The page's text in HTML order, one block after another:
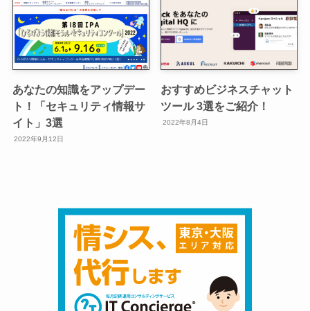
あなたの知識をアップデー
ト！「セキュリティ情報サ
イト」3選
2022年9月12日
おすすめビジネスチャット
ツール 3選をご紹介！
2022年8月4日